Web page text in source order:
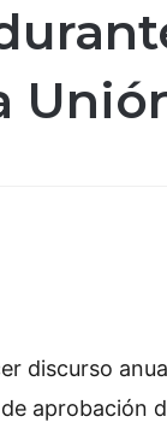
discurso
aprobación